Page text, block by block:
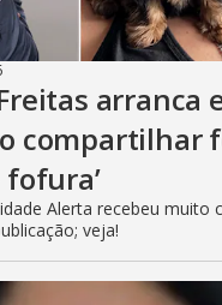
arranca
compartilhar
fofura’
Alerta recebeu muito
veja!